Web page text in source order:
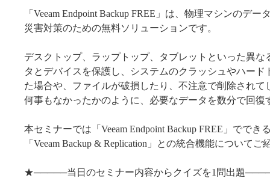
「Veeam Endpoint Backup FREE」は、物理マシンのデー
災害対策のための無料ソリューションです。
デスクトップ、ラップトップ、タブレットといった異な
タとデバイスを保護し、システムのクラッシュやハード
た場合や、ファイルが破損したり、不注意で削除されて
何事もなかったかのように、必要なデータを数分で回復
本セミナーでは「Veeam Endpoint Backup FREE」ででき
「Veeam Backup & Replication」との統合機能についてご
★─────当日のセミナー内容からクイズを1問出題